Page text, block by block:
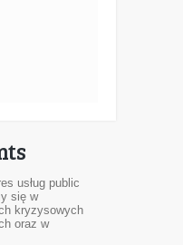
usług public
się w
kryzysowych
oraz w